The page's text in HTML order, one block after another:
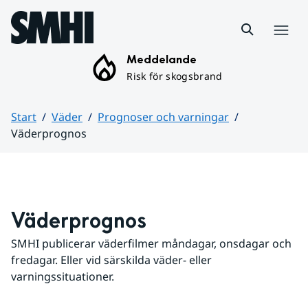
Hoppa till sidans innehåll
Meddelande
Risk för skogsbrand
Start Väder
Prognoser och varningar
Väderprognos
Väderprognos
SMHI publicerar väderfilmer måndagar, onsdagar och
fredagar. Eller vid särskilda väder- eller
varningssituationer.